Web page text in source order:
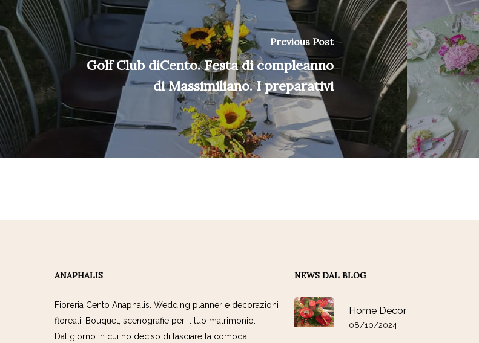
Previous Post
Golf Club diCento. Festa di compleanno
di Massimiliano. I preparativi
ANAPHALIS
Fioreria Cento Anaphalis. Wedding planner e decorazioni
floreali. Bouquet, scenografie per il tuo matrimonio.
Dal giorno in cui ho deciso di lasciare la comoda
NEWS DAL BLOG
Home Decor
08/10/2024